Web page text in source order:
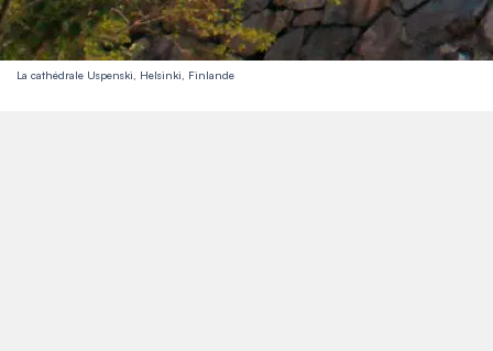
La cathédrale Uspenski, Helsinki, Finlande